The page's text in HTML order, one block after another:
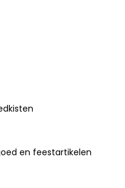
en feestartikelen